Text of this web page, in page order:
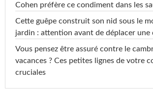
Cohen préfère ce condiment dans les
Cette guêpe construit son nid sous le
jardin : attention avant de déplacer une
Vous pensez être assuré contre le
vacances ? Ces petites lignes de votre
cruciales